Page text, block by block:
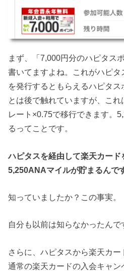
まず、「7,000円分のハピタス
書いてますよね。これがハピ
を発行するともらえるハピタス
とは後で触れていますが、こ
レート×0.75で移行できます。
るってことです。
ハピタスを経由して楽天カー
5,250ANAマイルが貯まるんで
知っていましたか？この事実。
自分も以前は知らなかったんで
さらに、ハピタスから楽天カー
通常の楽天カードの入会キャ